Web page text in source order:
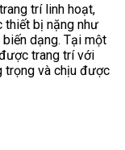
trí linh hoạt,
thiết bị nặng như
dạng. Tại một
trang trí với
trọng và chịu được